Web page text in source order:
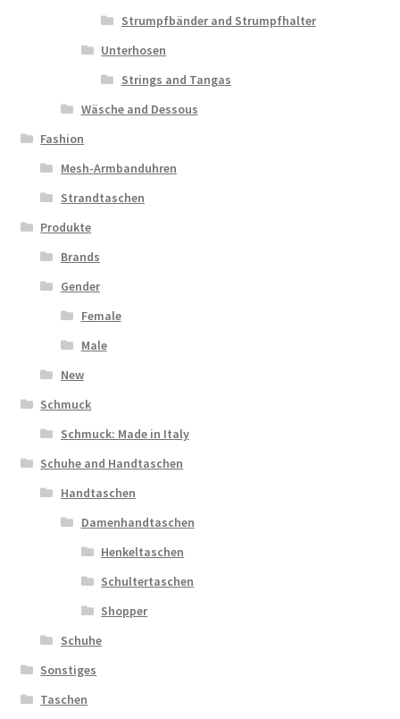
Strumpfbänder and Strumpfhalter
Unterhosen
Strings and Tangas
Wäsche and Dessous
Fashion
Mesh-Armbanduhren
Strandtaschen
Produkte
Brands
Gender
Female
Male
New
Schmuck
Schmuck: Made in Italy
Schuhe and Handtaschen
Handtaschen
Damenhandtaschen
Henkeltaschen
Schultertaschen
Shopper
Schuhe
Sonstiges
Taschen